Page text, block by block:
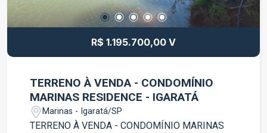
R$ 1.195.700,00 V
TERRENO À VENDA - CONDOMÍNIO
MARINAS RESIDENCE - IGARATÁ
Marinas - Igaratá/SP
TERRENO À VENDA - CONDOMÍNIO MARINAS